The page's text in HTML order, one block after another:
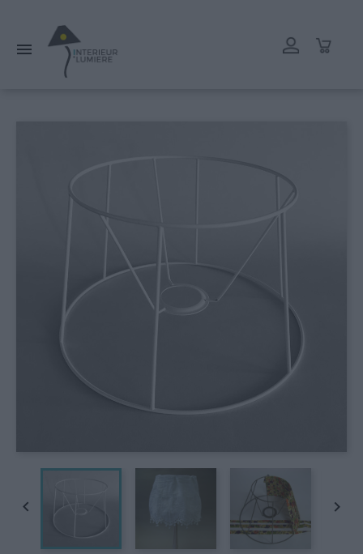
L'atelier reste ouvert tout l'été mais les délais de livraison

 